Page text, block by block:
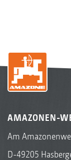
AMAZONEN-
Am
D-49205